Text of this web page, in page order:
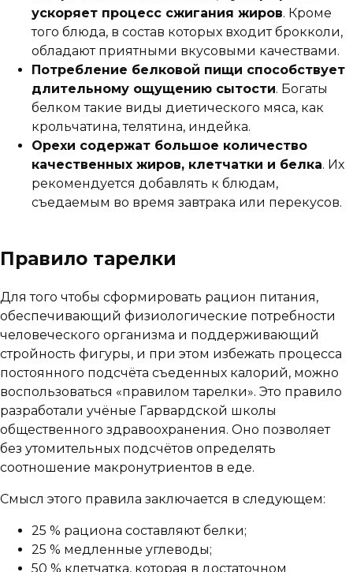
ускоряет процесс сжигания жиров. Кроме
того блюда, в состав которых входит брокколи,
обладают приятными вкусовыми качествами.
Потребление белковой пищи способствует
длительному ощущению сытости. Богаты
белком такие виды диетического мяса, как
крольчатина, телятина, индейка.
Орехи содержат большое количество
качественных жиров, клетчатки и белка. Их
рекомендуется добавлять к блюдам,
съедаемым во время завтрака или перекусов.
Правило тарелки
Для того чтобы сформировать рацион питания,
обеспечивающий физиологические потребности
человеческого организма и поддерживающий
стройность фигуры, и при этом избежать процесса
постоянного подсчёта съеденных калорий, можно
воспользоваться «правилом тарелки». Это правило
разработали учёные Гарвардской школы
общественного здравоохранения. Оно позволяет
без утомительных подсчётов определять
соотношение макронутриентов в еде.
Смысл этого правила заключается в следующем:
25 % рациона составляют белки;
25 % медленные углеводы;
50 % клетчатка, которая в достаточном